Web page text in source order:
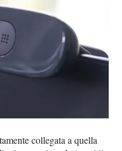
collegata a quella